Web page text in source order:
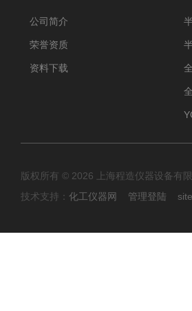
公司简介
荣誉资质
资料下载
版权所有 © 2026 上海程造仪器设备有
技术支持： 化工仪器网 管理登陆